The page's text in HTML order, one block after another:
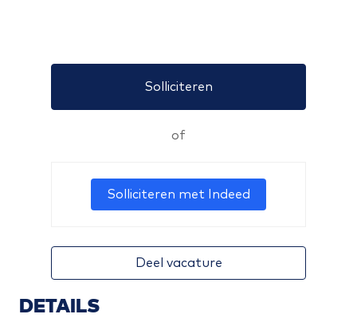
Solliciteren
of
Solliciteren met Indeed
Deel vacature
DETAILS